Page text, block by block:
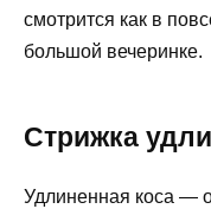
смотрится как в
большой вечеринке.
Стрижка
Удлиненная коса —